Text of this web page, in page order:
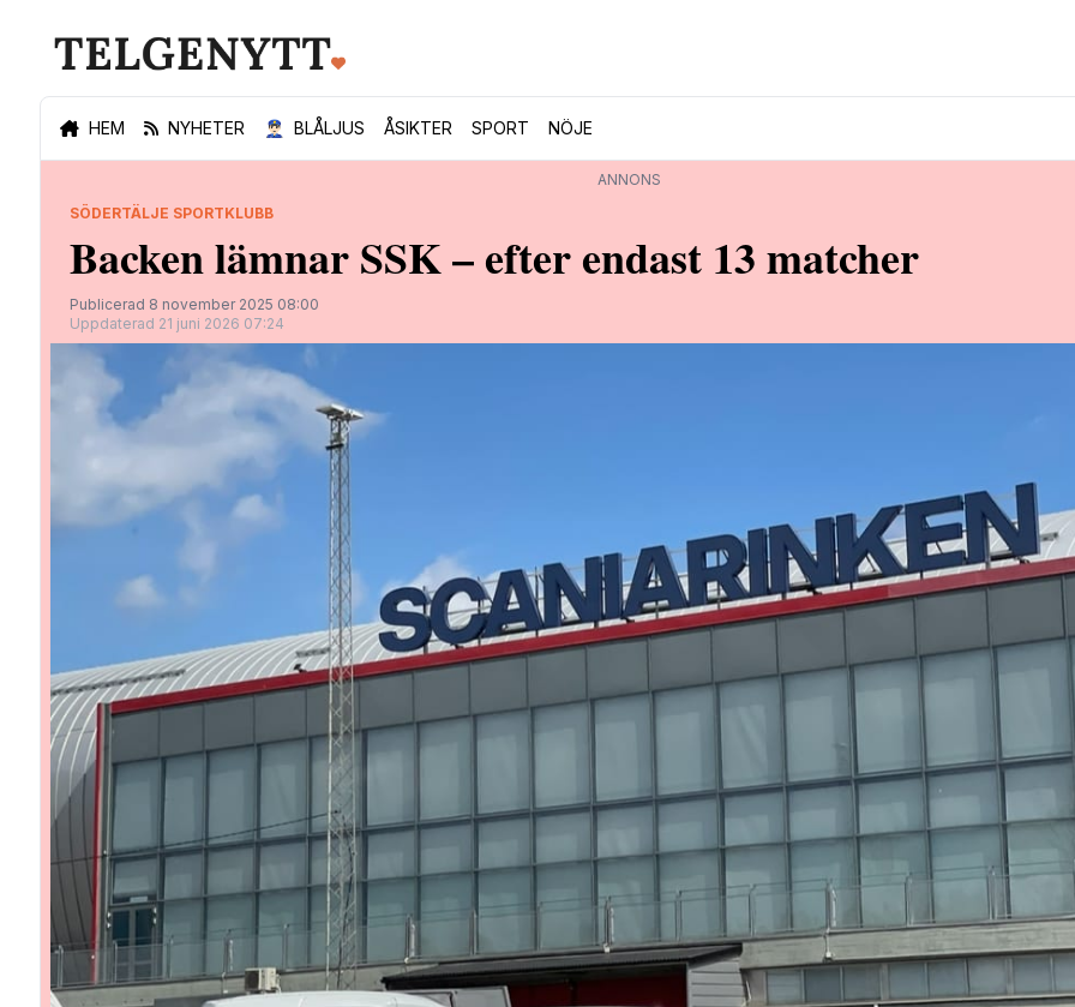
HEM NYHETER 👮🏻‍♂️ BLÅLJUS ÅSIKTER SPORT NÖJE
ANNONS
SÖDERTÄLJE SPORTKLUBB
Backen lämnar SSK – efter endast 13 matcher
Publicerad 8 november 2025 08:00
Uppdaterad 21 juni 2026 07:24